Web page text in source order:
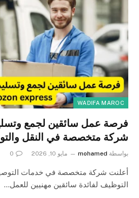
WADIFA MAROC
فرصة عمل سائقين لجمع
شركة متخصصة في النقل
بواسطة mohamed مايو 10, 2026 0
أعلنت شركة متخصصة في خدمات
التوظيف لفائدة سائقين مهنيين للعمل…